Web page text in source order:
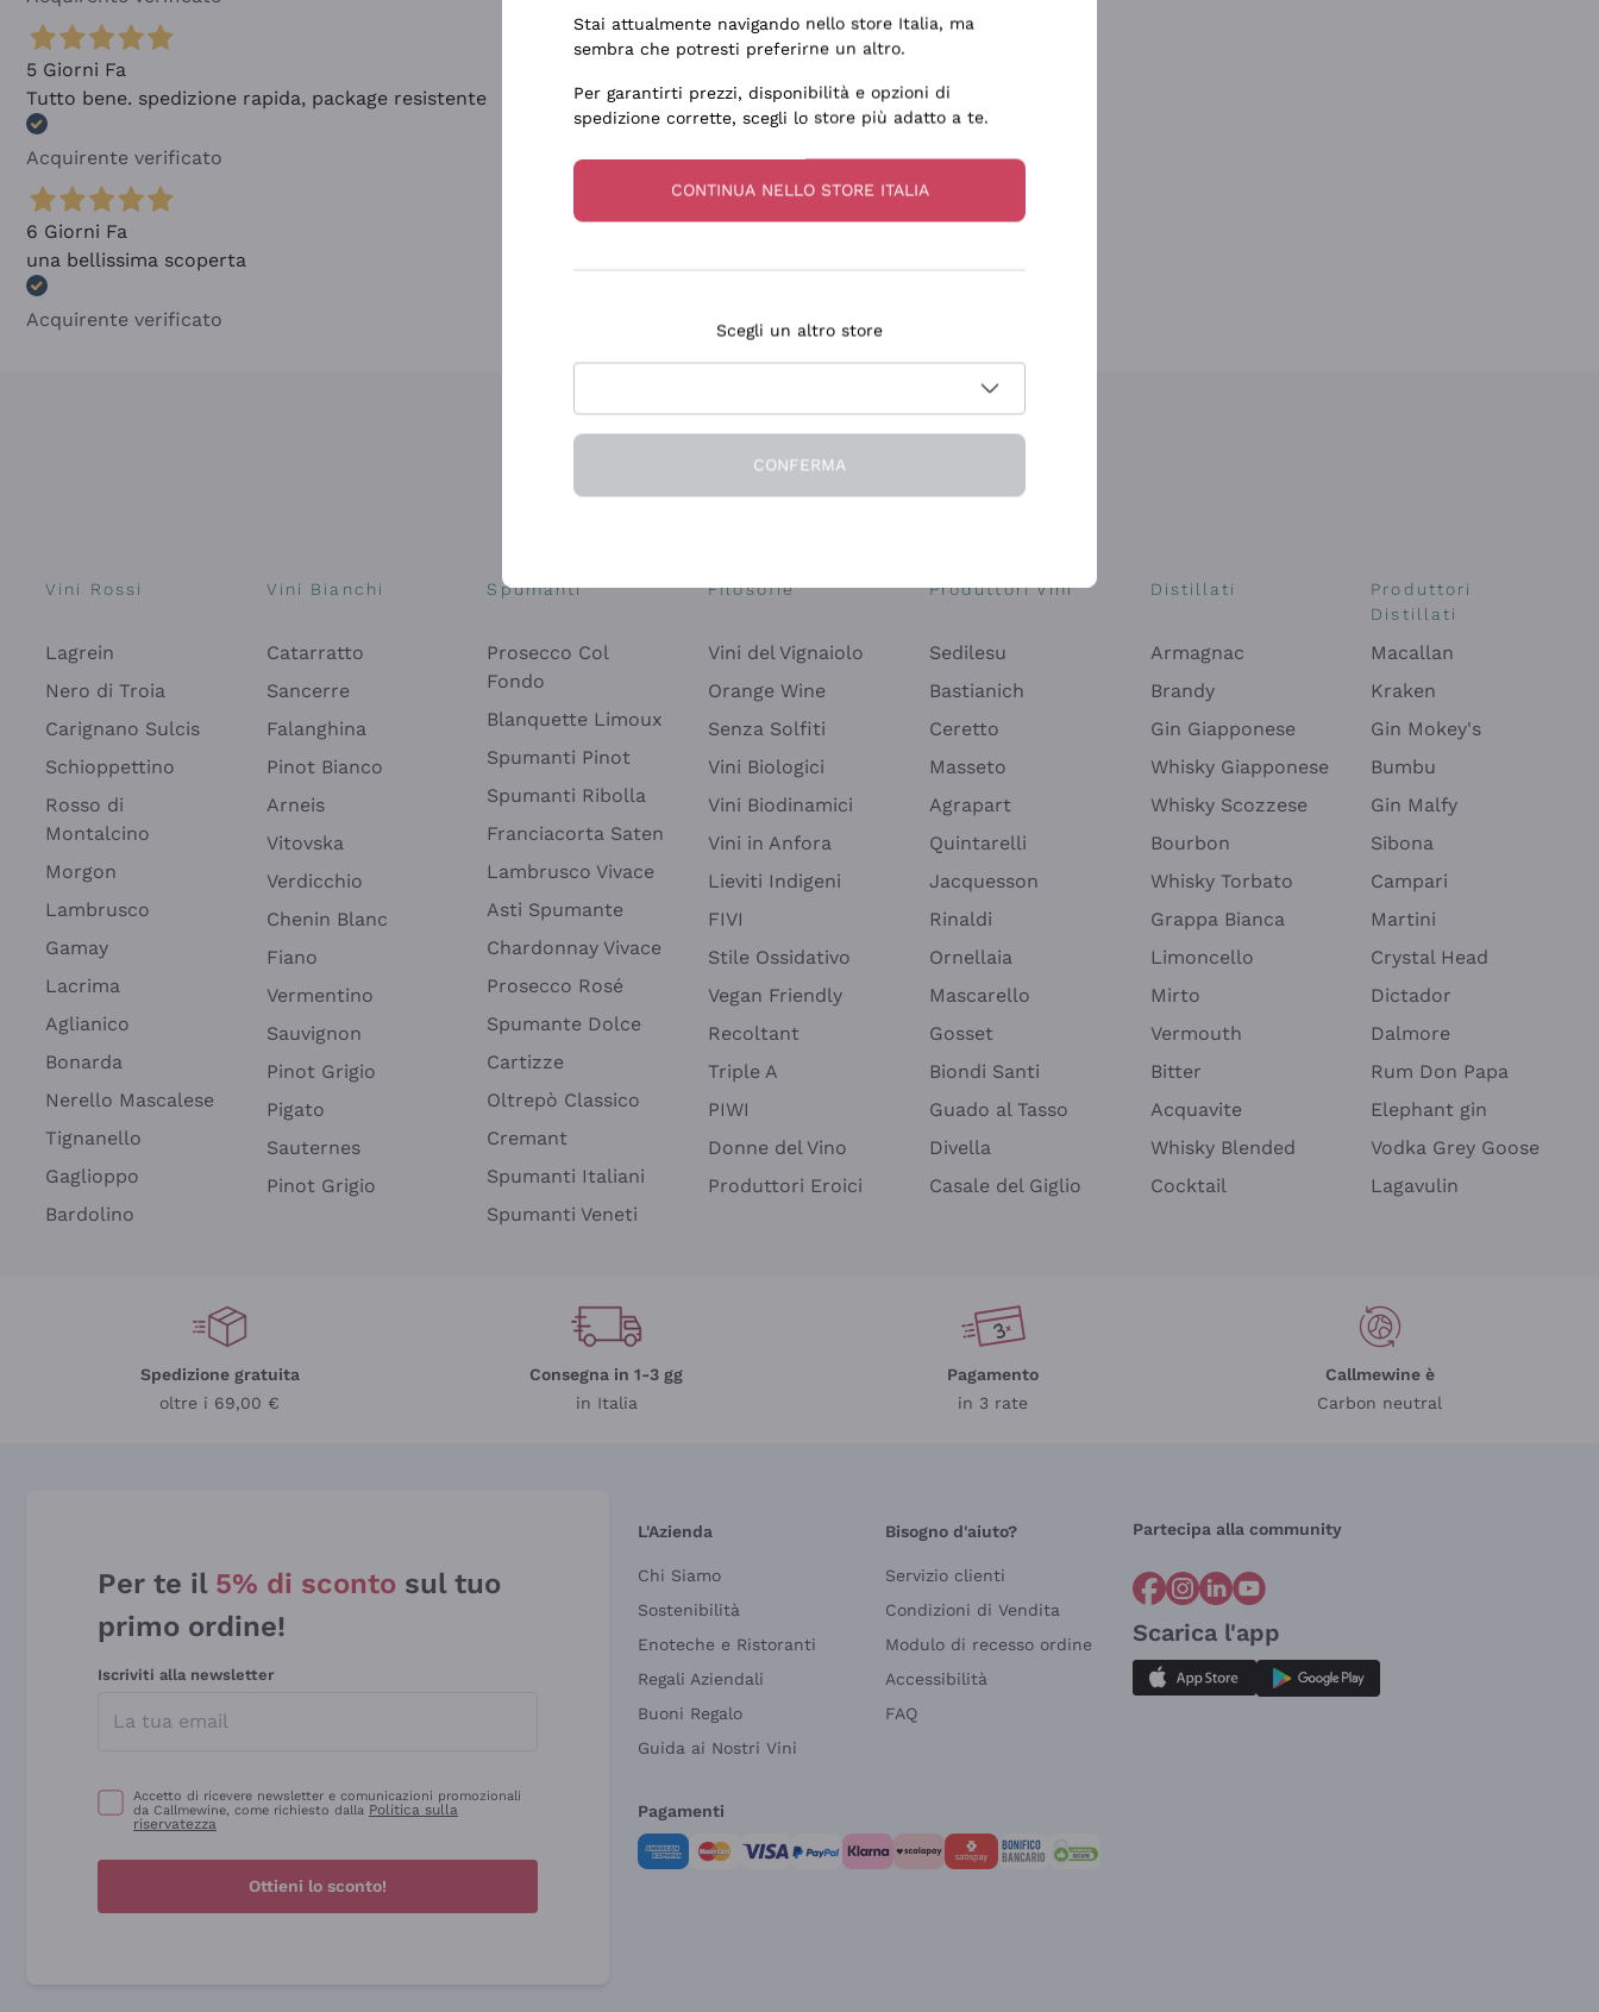
5 Giorni Fa
Tutto bene. spedizione rapida, package resistente
Acquirente verificato
6 Giorni Fa
una bellissima scoperta
Acquirente verificato
Esplora il catalogo
Vini Rossi
Lagrein
Nero di Troia
Carignano Sulcis
Schioppettino
Rosso di
Montalcino
Morgon
Lambrusco
Gamay
Lacrima
Aglianico
Bonarda
Nerello Mascalese
Tignanello
Gaglioppo
Bardolino
Vini Bianchi
Catarratto
Sancerre
Falanghina
Pinot Bianco
Arneis
Vitovska
Verdicchio
Chenin Blanc
Fiano
Vermentino
Sauvignon
Pinot Grigio
Pigato
Sauternes
Pinot Grigio
Spumanti
Prosecco Col
Fondo
Blanquette Limoux
Spumanti Pinot
Spumanti Ribolla
Franciacorta Saten
Lambrusco Vivace
Asti Spumante
Chardonnay Vivace
Prosecco Rosé
Spumante Dolce
Cartizze
Oltrepò Classico
Cremant
Spumanti Italiani
Spumanti Veneti
Filosofie
Vini del Vignaiolo
Orange Wine
Senza Solfiti
Vini Biologici
Vini Biodinamici
Vini in Anfora
Lieviti Indigeni
FIVI
Stile Ossidativo
Vegan Friendly
Recoltant
Triple A
PIWI
Donne del Vino
Produttori Eroici
Produttori Vini
Sedilesu
Bastianich
Ceretto
Masseto
Agrapart
Quintarelli
Jacquesson
Rinaldi
Ornellaia
Mascarello
Gosset
Biondi Santi
Guado al Tasso
Divella
Casale del Giglio
Distillati
Armagnac
Brandy
Gin Giapponese
Whisky Giapponese
Whisky Scozzese
Bourbon
Whisky Torbato
Grappa Bianca
Limoncello
Mirto
Vermouth
Bitter
Acquavite
Whisky Blended
Cocktail
Produttori
Distillati
Macallan
Kraken
Gin Mokey's
Bumbu
Gin Malfy
Sibona
Campari
Martini
Crystal Head
Dictador
Dalmore
Rum Don Papa
Elephant gin
Vodka Grey Goose
Lagavulin
Spedizione gratuita
oltre i 69,00 €
Consegna in 1-3 gg
in Italia
Pagamento
in 3 rate
Callmewine è
Carbon neutral
Per te il 5% di sconto sul tuo
primo ordine!
Iscriviti alla newsletter
Accetto di ricevere newsletter e comunicazioni promozionali
da Callmewine, come richiesto dalla Politica sulla
riservatezza
Ottieni lo sconto!
L'Azienda
Chi Siamo
Sostenibilità
Enoteche e Ristoranti
Regali Aziendali
Buoni Regalo
Guida ai Nostri Vini
Bisogno d'aiuto?
Servizio clienti
Condizioni di Vendita
Modulo di recesso ordine
Accessibilità
FAQ
Partecipa alla community
Scarica l'app
Pagamenti
Stai attualmente navigando nello store Italia, ma
sembra che potresti preferirne un altro.
Per garantirti prezzi, disponibilità e opzioni di
spedizione corrette, scegli lo store più adatto a te.
CONTINUA NELLO STORE ITALIA
Scegli un altro store
CONFERMA